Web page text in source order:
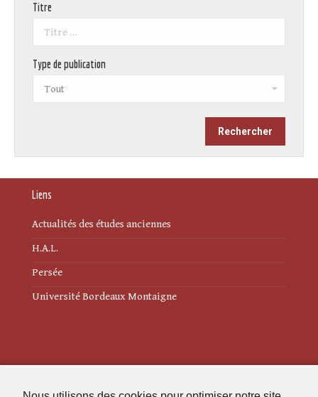
Titre
Type de publication
Liens
Actualités des études anciennes
H.A.L.
Persée
Université Bordeaux Montaigne